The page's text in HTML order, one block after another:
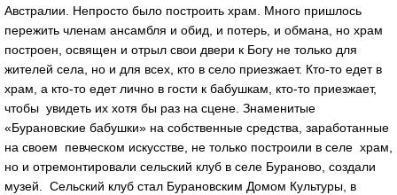
Австралии. Непросто было построить храм. Много пришлось
пережить членам ансамбля и обид, и потерь, и обмана, но храм
построен, освящен и отрыл свои двери к Богу не только для
жителей села, но и для всех, кто в село приезжает. Кто-то едет в
храм, а кто-то едет лично в гости к бабушкам, кто-то приезжает,
чтобы увидеть их хотя бы раз на сцене. Знаменитые
«Бурановские бабушки» на собственные средства, заработанные
на своем певческом искусстве, не только построили в селе храм,
но и отремонтировали сельский клуб в селе Бураново, создали
музей. Сельский клуб стал Бурановским Домом Культуры, в